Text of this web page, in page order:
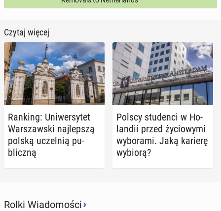
Czytaj więcej
Ranking: Uni­wer­sy­tet
War­szaw­ski naj­lep­szą
polską uczel­nią pu­
blicz­ną
Polscy stu­den­ci w Ho­
lan­dii przed ży­cio­wy­mi
wy­bo­ra­mi. Jaką karierę
wybiorą?
Rolki Wiadomości›